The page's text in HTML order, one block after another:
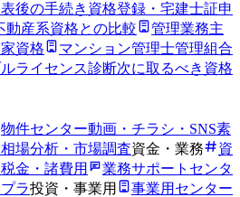
後の手続き 資格登録・宅建士証申
動産系資格との比較
管理業務主
資格 マンション管理士管理組合
ライセンス診断次に取るべき資格
物件センター動画・チラシ・SNS素
場分析・市場調査資金・業務
資
金・諸費用
業務サポートセンタ
ラ投資・事業用
事業用センター